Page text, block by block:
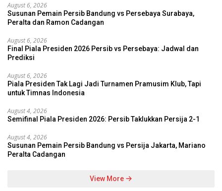
August 6, 2026
Susunan Pemain Persib Bandung vs Persebaya Surabaya,
Peralta dan Ramon Cadangan
August 6, 2026
Final Piala Presiden 2026 Persib vs Persebaya: Jadwal dan
Prediksi
August 6, 2026
Piala Presiden Tak Lagi Jadi Turnamen Pramusim Klub, Tapi
untuk Timnas Indonesia
August 4, 2026
Semifinal Piala Presiden 2026: Persib Taklukkan Persija 2-1
August 4, 2026
Susunan Pemain Persib Bandung vs Persija Jakarta, Mariano
Peralta Cadangan
View More